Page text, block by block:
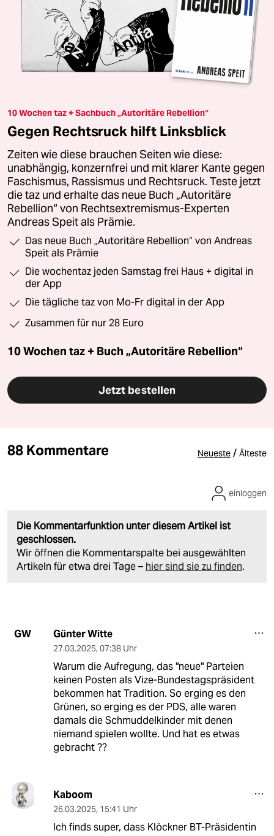
10 Wochen taz + Sachbuch „Autoritäre Rebellion“
Gegen Rechtsruck hilft Linksblick
Zeiten wie diese brauchen Seiten wie diese:
unabhängig, konzernfrei und mit klarer Kante gegen
Faschismus, Rassismus und Rechtsruck. Teste jetzt
die taz und erhalte das neue Buch „Autoritäre
Rebellion“ von Rechtsextremismus-Experten
Andreas Speit als Prämie.
Das neue Buch „Autoritäre Rebellion“ von Andreas
Speit als Prämie
Die wochentaz jeden Samstag frei Haus + digital in
der App
Die tägliche taz von Mo-Fr digital in der App
Zusammen für nur 28 Euro
10 Wochen taz + Buch „Autoritäre Rebellion“
Jetzt bestellen
88 Kommentare Neueste / Älteste
Die Kommentarfunktion unter diesem Artikel ist
geschlossen.
Wir öffnen die Kommentarspalte bei ausgewählten
Artikeln für etwa drei Tage – hier sind sie zu finden.
einloggen
GW Günter Witte
27.03.2025, 07:38 Uhr
Warum die Aufregung, das "neue" Parteien
keinen Posten als Vize-Bundestagspräsident
bekommen hat Tradition. So erging es den
Grünen, so erging es der PDS, alle waren
damals die Schmuddelkinder mit denen
niemand spielen wollte. Und hat es etwas
gebracht ??
Kaboom
26.03.2025, 15:41 Uhr
Ich finds super, dass Klöckner BT-Präsidentin